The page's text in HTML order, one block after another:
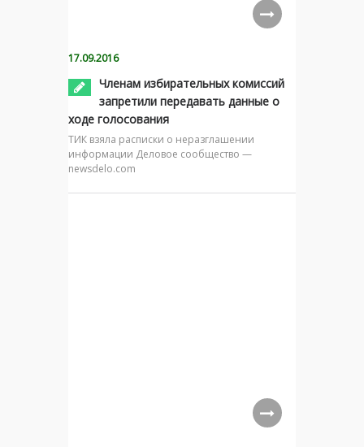
17.09.2016
Членам избирательных комиссий
запретили передавать данные о
ходе голосования
ТИК взяла расписки о неразглашении
информации Деловое сообщество —
newsdelo.com